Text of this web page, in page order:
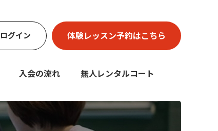
ログイン 体験レッスン予約はこちら
入会の流れ 無人レンタルコート